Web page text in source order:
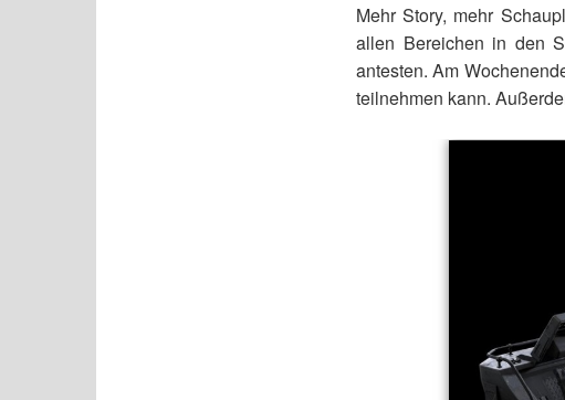
Mehr Story, mehr
allen Bereichen in den
antesten. Am
teilnehmen kann.